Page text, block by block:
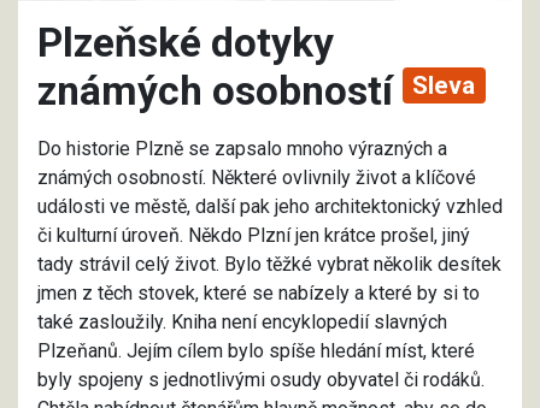
Plzeňské dotyky
známých osobností
Sleva
Do historie Plzně se zapsalo mnoho výrazných a
známých osobností. Některé ovlivnily život a klíčové
události ve městě, další pak jeho architektonický vzhled
či kulturní úroveň. Někdo Plzní jen krátce prošel, jiný
tady strávil celý život. Bylo těžké vybrat několik desítek
jmen z těch stovek, které se nabízely a které by si to
také zasloužily. Kniha není encyklopedií slavných
Plzeňanů. Jejím cílem bylo spíše hledání míst, které
byly spojeny s jednotlivými osudy obyvatel či rodáků.